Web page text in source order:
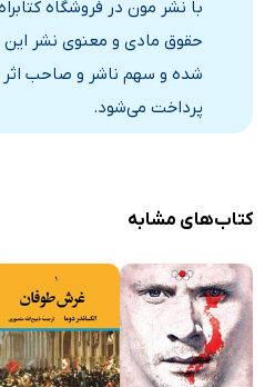
با نشر مون در فروشگاه
حقوق مادی و معنوی نشر این
شده و سهم ناشر و صاحب اثر
پرداخت می‌شود.
کتاب‌های مشابه